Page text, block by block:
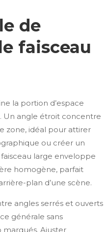
de
faisceau
la portion d’espace
Un angle étroit concentre
zone, idéal pour attirer
ou créer un
large enveloppe
homogène, parfait
plan d’une scène.
angles serrés et ouverts
générale sans
Ajuster